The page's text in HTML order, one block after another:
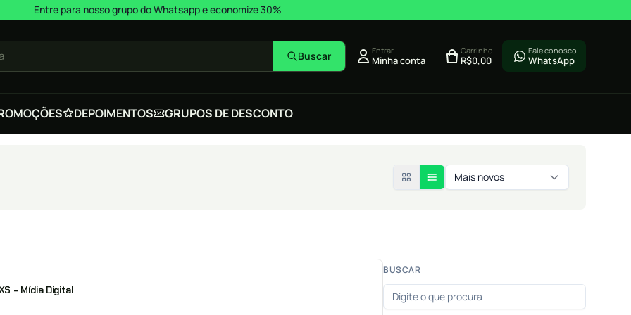
Entre para nosso grupo do Whatsapp e economize 30%
Buscar Entrar
Minha conta
Carrinho
R$0,00
Fale conosco
WhatsApp
DEPOIMENTOS GRUPOS DE DESCONTO
Mais novos
BUSCAR
- Mídia Digital